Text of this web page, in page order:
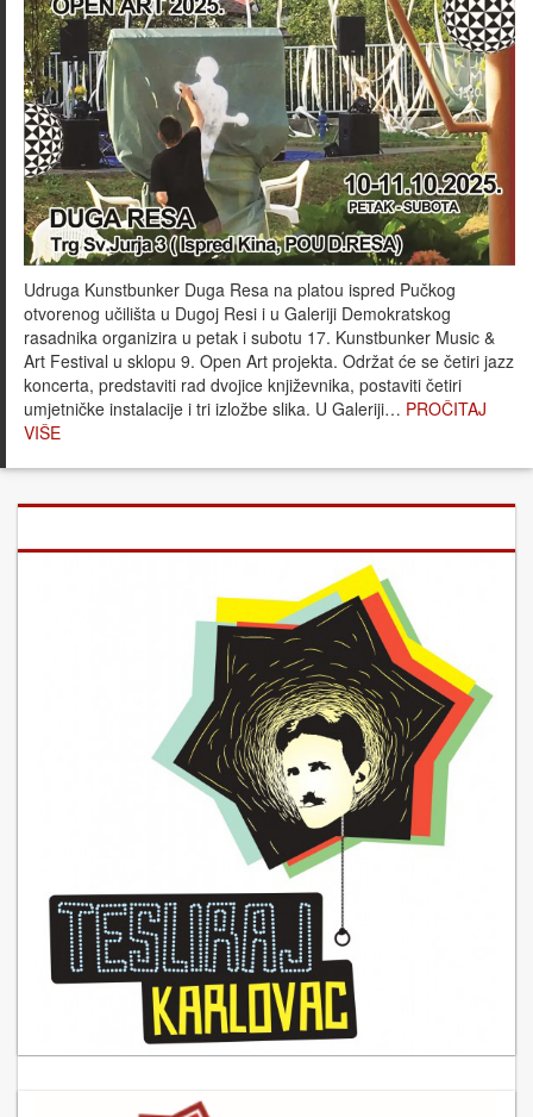
Udruga Kunstbunker Duga Resa na platou ispred Pučkog
otvorenog učilišta u Dugoj Resi i u Galeriji Demokratskog
rasadnika organizira u petak i subotu 17. Kunstbunker Music &
Art Festival u sklopu 9. Open Art projekta. Održat će se četiri jazz
koncerta, predstaviti rad dvojice književnika, postaviti četiri
umjetničke instalacije i tri izložbe slika. U Galeriji… PROČITAJ
VIŠE